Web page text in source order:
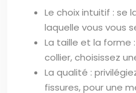
Le choix intuitif : se
laquelle vous vous
La taille et la forme
collier, choisissez
La qualité :
fissures, pour une